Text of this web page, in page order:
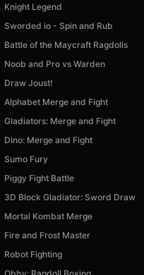
Knight Legend
Sworded io - Spin and Rub
Battle of the Maycraft Ragdolls
Noob and Pro vs Warden
Draw Joust!
Alphabet Merge and Fight
Gladiators: Merge and Fight
Dino: Merge and Fight
Sumo Fury
Piggy Fight Battle
3D Block Gladiator: Sword Draw
Mortal Kombat Merge
Fire and Frost Master
Robot Fighting